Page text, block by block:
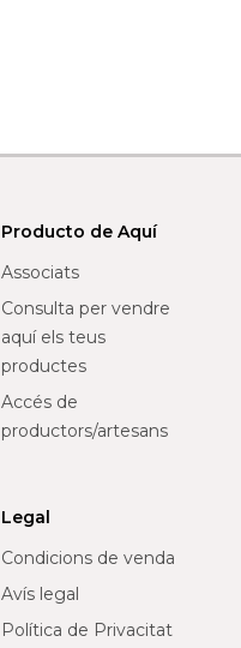
Producto de Aquí
Associats
Consulta per vendre
aquí els teus
productes
Accés de
productors/artesans
Legal
Condicions de venda
Avís legal
Política de Privacitat